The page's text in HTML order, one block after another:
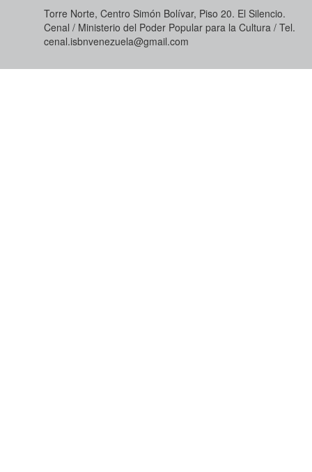
Torre Norte, Centro Simón Bolívar, Piso 20. El Silencio.
Cenal / Ministerio del Poder Popular para la Cultura / Tel.
cenal.isbnvenezuela@gmail.com